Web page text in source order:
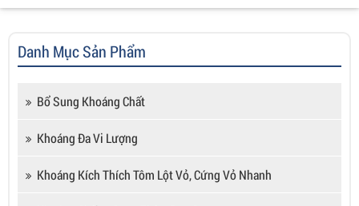
Danh Mục Sản Phẩm
Bổ Sung Khoáng Chất
Khoáng Đa Vi Lượng
Khoáng Kích Thích Tôm Lột Vỏ, Cứng Vỏ Nhanh